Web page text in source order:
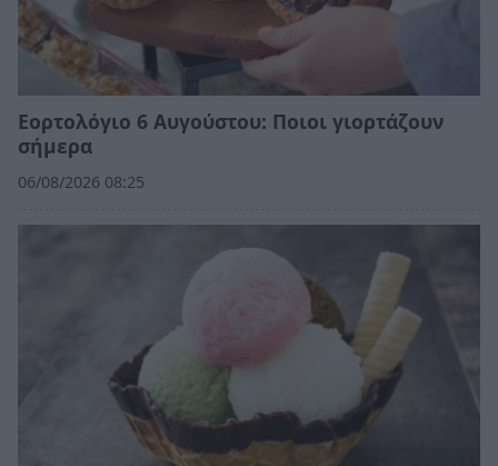
Εορτολόγιο 6 Αυγούστου: Ποιοι γιορτάζουν
σήμερα
06/08/2026 08:25